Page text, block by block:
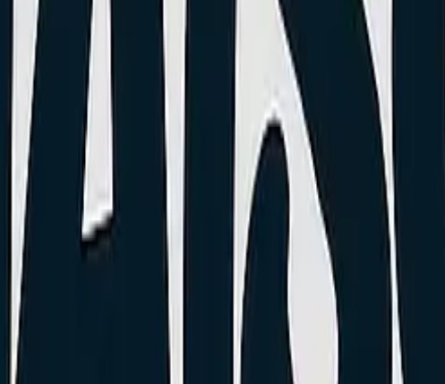
Batterie et Connecteur de Charge
embarquent des batteries massives allant jusqu'à 5000 mAh. Pourtant,
morte ou si le connecteur USB-C fait des siennes ?
que la batterie est morte car le téléphone ne s'allume plus. Or, le problème
torche. De la poussière ou des peluches de poche sont souvent tassées
parfois.
sur un chargeur à induction (Qi). S'il charge normalement, la batterie est
?
constatez ces symptômes, il est temps d'intervenir :